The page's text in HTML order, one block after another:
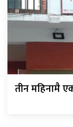
तीन महिनामै